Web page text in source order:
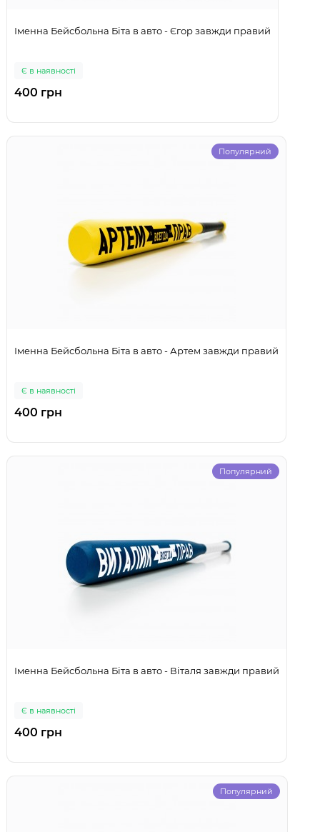
Іменна Бейсбольна Біта в авто - Єгор завжди правий
Є в наявності
400 грн
Популярний
Іменна Бейсбольна Біта в авто - Артем завжди правий
Є в наявності
400 грн
Популярний
Іменна Бейсбольна Біта в авто - Віталя завжди правий
Є в наявності
400 грн
Популярний